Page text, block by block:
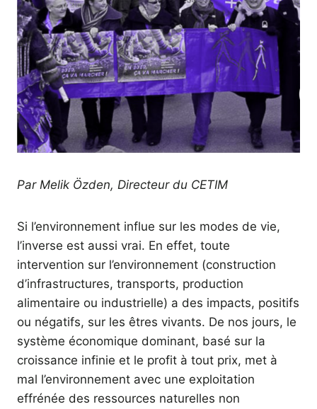
Par Melik Özden, Directeur du CETIM
Si l’environnement influe sur les modes de vie,
l’inverse est aussi vrai. En effet, toute
intervention sur l’environnement (construction
d’infrastructures, transports, production
alimentaire ou industrielle) a des impacts, positifs
ou négatifs, sur les êtres vivants. De nos jours, le
système économique dominant, basé sur la
croissance infinie et le profit à tout prix, met à
mal l’environnement avec une exploitation
effrénée des ressources naturelles non